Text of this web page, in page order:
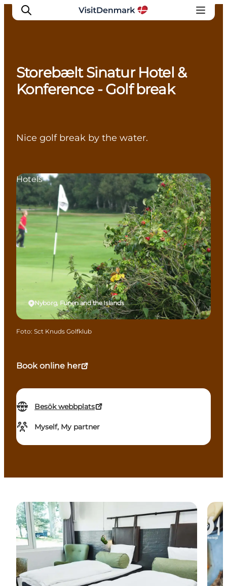
Inspiration
Planera resan
Storebælt Sinatur Hotel &
Konference - Golf break
Nice golf break by the water.
Book online her
Besök webbplats
Myself, My partner
Nyborg, Funen and the Islands
Hotels
Foto: Sct Knuds Golfklub